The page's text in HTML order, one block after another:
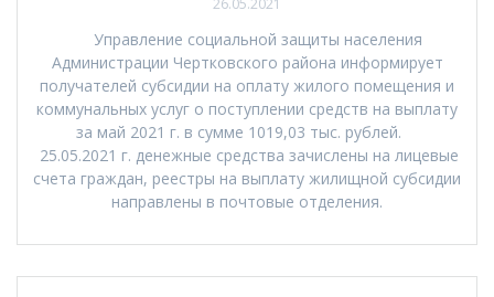
26.05.2021
Управление социальной защиты населения
Администрации Чертковского района информирует
получателей субсидии на оплату жилого помещения и
коммунальных услуг о поступлении средств на выплату
за май 2021 г. в сумме 1019,03 тыс. рублей.
25.05.2021 г. денежные средства зачислены на лицевые
счета граждан, реестры на выплату жилищной субсидии
направлены в почтовые отделения.